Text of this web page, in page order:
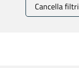
Cancella filtri